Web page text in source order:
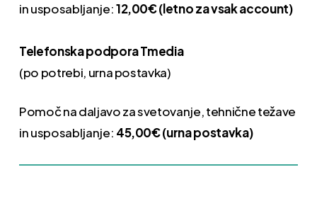
in usposabljanje:12,00€ (letno za vsak account)
Telefonska podpora Tmedia
(po potrebi, urna postavka)
Pomoč na daljavo za svetovanje, tehnične težave
in usposabljanje: 45,00€ (urna postavka)